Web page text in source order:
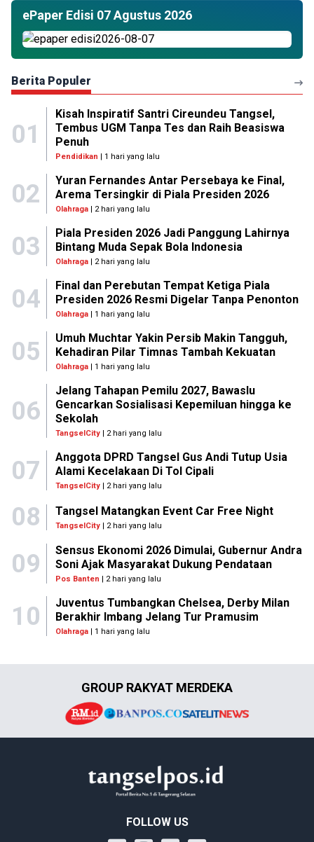
ePaper Edisi 07 Agustus 2026
Berita Populer
01
Kisah Inspiratif Santri Cireundeu Tangsel,
Tembus UGM Tanpa Tes dan Raih Beasiswa
Penuh
Pendidikan | 1 hari yang lalu
02
Yuran Fernandes Antar Persebaya ke Final,
Arema Tersingkir di Piala Presiden 2026
Olahraga| 2 hari yang lalu
03
Piala Presiden 2026 Jadi Panggung Lahirnya
Bintang Muda Sepak Bola Indonesia
Olahraga| 2 hari yang lalu
04
Final dan Perebutan Tempat Ketiga Piala
Presiden 2026 Resmi Digelar Tanpa Penonton
Olahraga| 1 hari yang lalu
05
Umuh Muchtar Yakin Persib Makin Tangguh,
Kehadiran Pilar Timnas Tambah Kekuatan
Olahraga| 1 hari yang lalu
06
Jelang Tahapan Pemilu 2027, Bawaslu
Gencarkan Sosialisasi Kepemiluan hingga ke
Sekolah
TangselCity| 2 hari yang lalu
07
Anggota DPRD Tangsel Gus Andi Tutup Usia
Alami Kecelakaan Di Tol Cipali
TangselCity| 2 hari yang lalu
08 Tangsel Matangkan Event Car Free Night
TangselCity | 2 hari yang lalu
09
Sensus Ekonomi 2026 Dimulai, Gubernur Andra
Soni Ajak Masyarakat Dukung Pendataan
Pos Banten | 2 hari yang lalu
10
Juventus Tumbangkan Chelsea, Derby Milan
Berakhir Imbang Jelang Tur Pramusim
Olahraga| 1 hari yang lalu
GROUP RAKYAT MERDEKA
FOLLOW US